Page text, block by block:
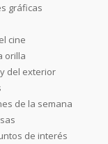
gráficas
cine
orilla
del exterior
de la semana
de interés